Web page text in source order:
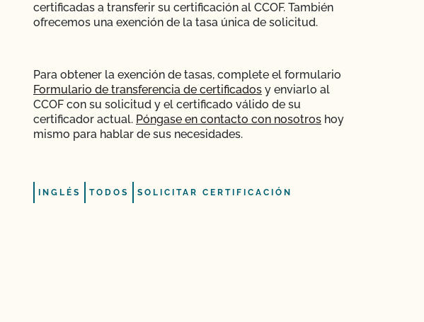
certificadas a transferir su certificación al CCOF. También
ofrecemos una exención de la tasa única de solicitud.
Para obtener la exención de tasas, complete el formulario
Formulario de transferencia de certificados y enviarlo al
CCOF con su solicitud y el certificado válido de su
certificador actual. Póngase en contacto con nosotros hoy
mismo para hablar de sus necesidades.
INGLÉS TODOS SOLICITAR CERTIFICACIÓN